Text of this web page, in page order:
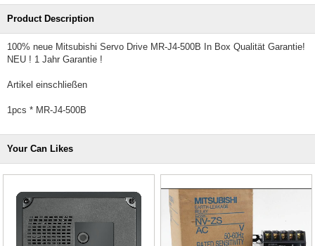
Product Description
100% neue Mitsubishi Servo Drive MR-J4-500B In Box Qualität Garantie!
NEU ! 1 Jahr Garantie !
Artikel einschließen
1pcs * MR-J4-500B
Your Can Likes